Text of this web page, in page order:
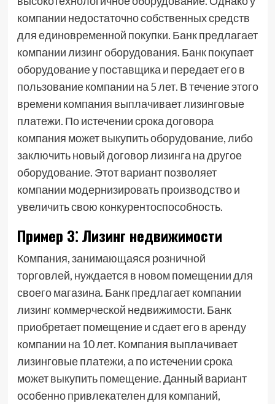
компании недостаточно собственных средств
для единовременной покупки. Банк предлагает
компании лизинг оборудования. Банк покупает
оборудование у поставщика и передает его в
пользование компании на 5 лет. В течение этого
времени компания выплачивает лизинговые
платежи. По истечении срока договора
компания может выкупить оборудование, либо
заключить новый договор лизинга на другое
оборудование. Этот вариант позволяет
компании модернизировать производство и
увеличить свою конкурентоспособность.
Пример 3⁚ Лизинг недвижимости
Компания, занимающаяся розничной
торговлей, нуждается в новом помещении для
своего магазина. Банк предлагает компании
лизинг коммерческой недвижимости. Банк
приобретает помещение и сдает его в аренду
компании на 10 лет. Компания выплачивает
лизинговые платежи, а по истечении срока
может выкупить помещение. Данный вариант
особенно привлекателен для компаний,